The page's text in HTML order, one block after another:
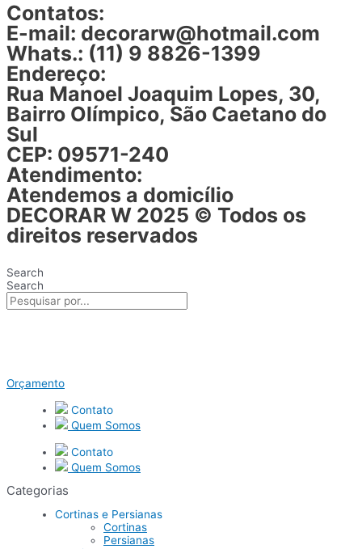
Contatos:
E-mail: decorarw@hotmail.com
Whats.: (11) 9 8826-1399
Endereço:
Rua Manoel Joaquim Lopes, 30,
Bairro Olímpico, São Caetano do
Sul
CEP: 09571-240
Atendimento:
Atendemos a domicílio
DECORAR W 2025 © Todos os
direitos reservados
Search
Search
Orçamento
Contato
Quem Somos
Contato
Quem Somos
Categorias
Cortinas e Persianas
Cortinas
Persianas